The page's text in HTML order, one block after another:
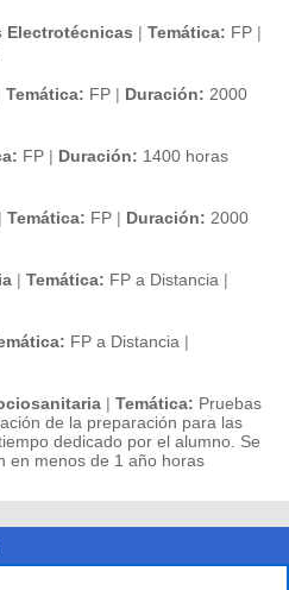
Electrotécnicas | Temática: FP |
Temática: FP | Duración: 2000
FP | Duración: 1400 horas
| Temática: FP | Duración: 2000
| Temática: FP a Distancia |
FP a Distancia |
| Temática: Pruebas
de la preparación para las
dedicado por el alumno. Se
en menos de 1 año horas